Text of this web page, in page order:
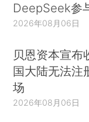
DeepSeek参
2026年08月06日
贝恩资本宣布
国大陆无法注
场
2026年08月06日